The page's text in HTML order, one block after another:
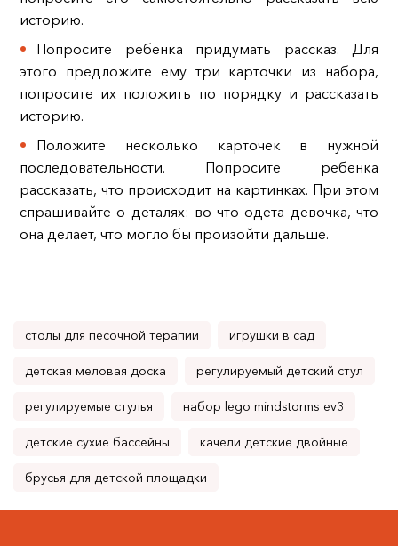
историю.
Попросите ребенка придумать рассказ. Для
этого предложите ему три карточки из набора,
попросите их положить по порядку и рассказать
историю.
Положите несколько карточек в нужной
последовательности. Попросите ребенка
рассказать, что происходит на картинках. При этом
спрашивайте о деталях: во что одета девочка, что
она делает, что могло бы произойти дальше.
столы для песочной терапии игрушки в сад
детская меловая доска регулируемый детский стул
регулируемые стулья набор lego mindstorms ev3
детские сухие бассейны качели детские двойные
брусья для детской площадки